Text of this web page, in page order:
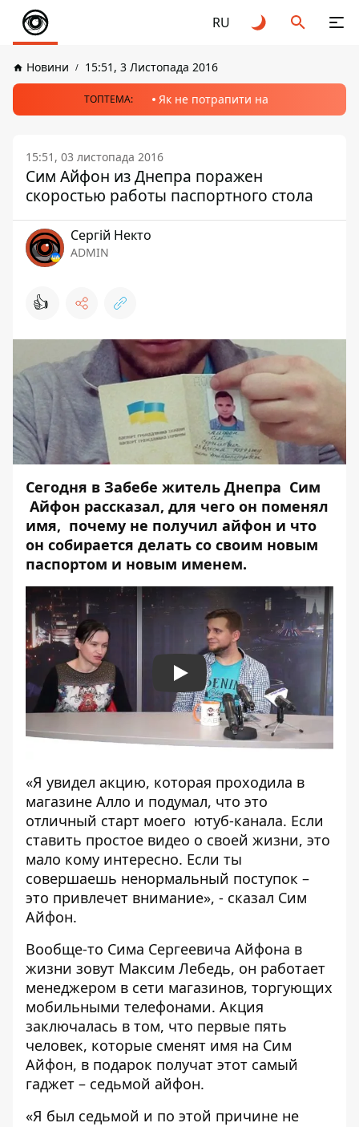
RU
Новини 15:51, 3 Листопада 2016
ТОПТЕМА: Як не потрапити на
15:51, 03 листопада 2016
Сим Айфон из Днепра поражен
скоростью работы паспортного стола
Сергій Некто
ADMIN
👍
Сегодня в Забебе житель Днепра Сим
Айфон рассказал, для чего он поменял
имя, почему не получил айфон и что
он собирается делать со своим новым
паспортом и новым именем.
Play
«Я увидел акцию, которая проходила в
магазине Алло и подумал, что это
отличный старт моего ютуб-канала. Если
ставить простое видео о своей жизни, это
мало кому интересно. Если ты
совершаешь ненормальный поступок –
это привлечет внимание», - сказал Сим
Айфон.
Вообще-то Сима Сергеевича Айфона в
жизни зовут Максим Лебедь, он работает
менеджером в сети магазинов, торгующих
мобильными телефонами. Акция
заключалась в том, что первые пять
человек, которые сменят имя на Сим
Айфон, в подарок получат этот самый
гаджет – седьмой айфон.
«Я был седьмой и по этой причине не